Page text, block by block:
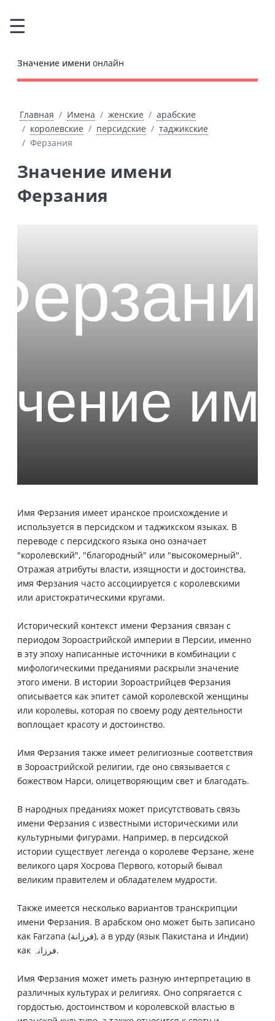
Значение имени онлайн
Главная Имена женские
арабские
королевские
персидские
таджикские
Ферзания
Значение имени
Ферзания
Имя Ферзания имеет иранское происхождение и
используется в персидском и таджикском языках. В
переводе с персидского языка оно означает
"королевский", "благородный" или "высокомерный".
Отражая атрибуты власти, изящности и достоинства,
имя Ферзания часто ассоциируется с королевскими
или аристократическими кругами.
Исторический контекст имени Ферзания связан с
периодом Зороастрийской империи в Персии, именно
в эту эпоху написанные источники в комбинации с
мифологическими преданиями раскрыли значение
этого имени. В истории Зороастрийцев Ферзания
описывается как эпитет самой королевской женщины
или королевы, которая по своему роду деятельности
воплощает красоту и достоинство.
Имя Ферзания также имеет религиозные соответствия
в Зороастрийской религии, где оно связывается с
божеством Нарси, олицетворяющим свет и благодать.
В народных преданиях может присутствовать связь
имени Ферзания с известными историческими или
культурными фигурами. Например, в персидской
истории существует легенда о королеве Ферзане, жене
великого царя Хосрова Первого, который бывал
великим правителем и обладателем мудрости.
Также имеется несколько вариантов транскрипции
имени Ферзания. В арабском оно может быть записано
как Farzana (فرزانة), а в урду (язык Пакистана и Индии)
как فرزانہ.
Имя Ферзания может иметь разную интерпретацию в
различных культурах и религиях. Оно сопрягается с
гордостью, достоинством и королевской властью в